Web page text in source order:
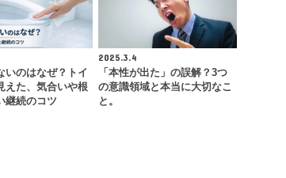
いのはなぜ？トイ
えた、気合いや根
継続のコツ
2025.3.4
「本性が出た」の誤解？3つ
の意識領域と本当に大切なこ
と。